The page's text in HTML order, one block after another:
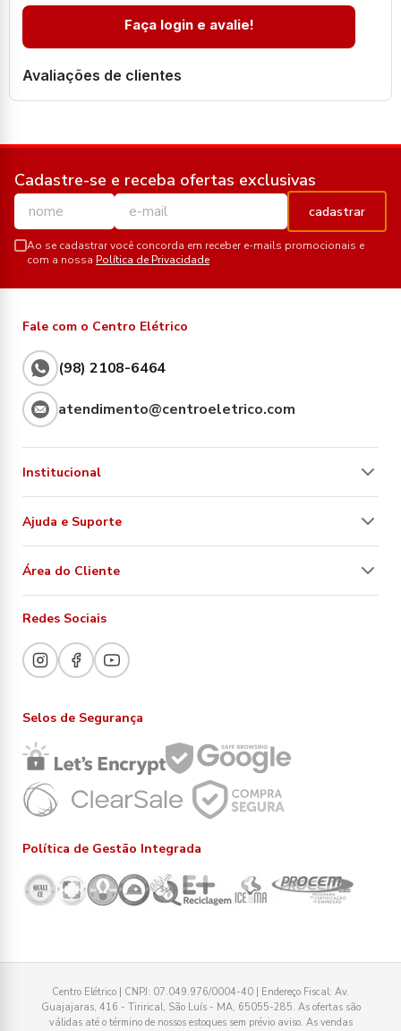
Faça login e avalie!
Avaliações de clientes
Cadastre-se e receba ofertas exclusivas
cadastrar
Ao se cadastrar você concorda em receber e-mails promocionais e
com a nossa Política de Privacidade
Fale com o Centro Elétrico
(98) 2108-6464
atendimento@centroeletrico.com
Institucional
Ajuda e Suporte
Área do Cliente
Redes Sociais
Selos de Segurança
Política de Gestão Integrada
Centro Elétrico | CNPJ: 07.049.976/0004-40 | Endereço Fiscal: Av.
Guajajaras, 416 - Tirirical, São Luís - MA, 65055-285. As ofertas são
válidas até o término de nossos estoques sem prévio aviso. As vendas